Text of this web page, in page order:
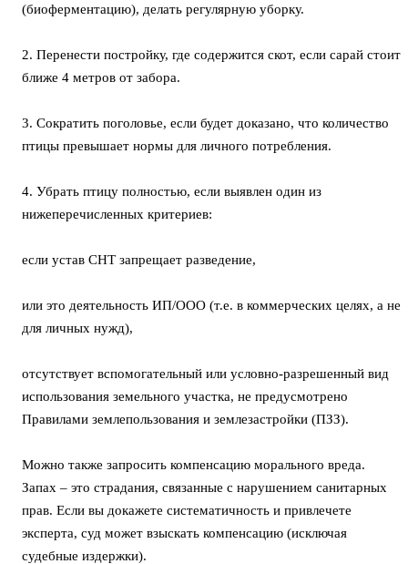
(биоферментацию), делать регулярную уборку.
2. Перенести постройку, где содержится скот, если сарай стоит
ближе 4 метров от забора.
3. Сократить поголовье, если будет доказано, что количество
птицы превышает нормы для личного потребления.
4. Убрать птицу полностью, если выявлен один из
нижеперечисленных критериев:
если устав СНТ запрещает разведение,
или это деятельность ИП/ООО (т.е. в коммерческих целях, а не
для личных нужд),
отсутствует вспомогательный или условно-разрешенный вид
использования земельного участка, не предусмотрено
Правилами землепользования и землезастройки (ПЗЗ).
Можно также запросить компенсацию морального вреда.
Запах – это страдания, связанные с нарушением санитарных
прав. Если вы докажете систематичность и привлечете
эксперта, суд может взыскать компенсацию (исключая
судебные издержки).